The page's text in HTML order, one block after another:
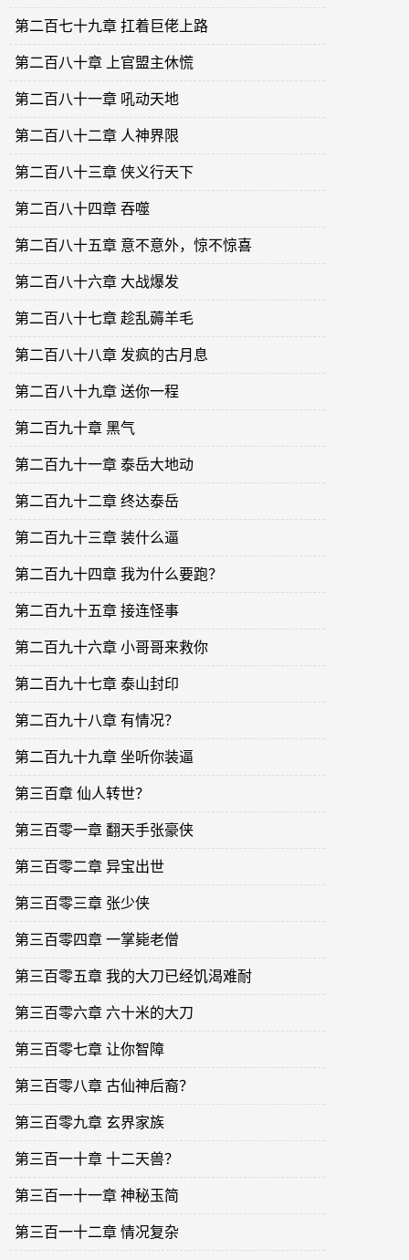
第二百七十九章 扛着巨佬上路
第二百八十章 上官盟主休慌
第二百八十一章 吼动天地
第二百八十二章 人神界限
第二百八十三章 侠义行天下
第二百八十四章 吞噬
第二百八十五章 意不意外，惊不惊喜
第二百八十六章 大战爆发
第二百八十七章 趁乱薅羊毛
第二百八十八章 发疯的古月息
第二百八十九章 送你一程
第二百九十章 黑气
第二百九十一章 泰岳大地动
第二百九十二章 终达泰岳
第二百九十三章 装什么逼
第二百九十四章 我为什么要跑？
第二百九十五章 接连怪事
第二百九十六章 小哥哥来救你
第二百九十七章 泰山封印
第二百九十八章 有情况？
第二百九十九章 坐听你装逼
第三百章 仙人转世？
第三百零一章 翻天手张豪侠
第三百零二章 异宝出世
第三百零三章 张少侠
第三百零四章 一掌毙老僧
第三百零五章 我的大刀已经饥渴难耐
第三百零六章 六十米的大刀
第三百零七章 让你智障
第三百零八章 古仙神后裔？
第三百零九章 玄界家族
第三百一十章 十二天兽？
第三百一十一章 神秘玉简
第三百一十二章 情况复杂